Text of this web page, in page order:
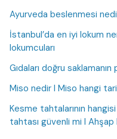
Ayurveda beslenmesi
İstanbul’da en iyi lokum
lokumcuları
Gıdaları doğru saklamanın
Miso nedir I Miso hangi
Kesme tahtalarının
tahtası güvenli mi I